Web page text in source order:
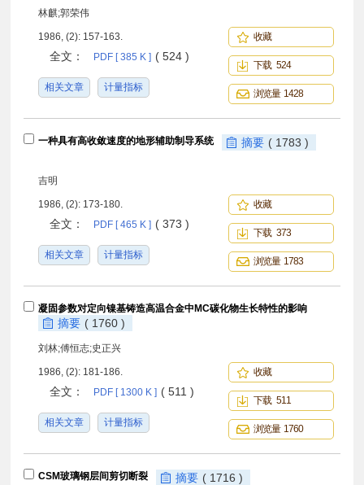
林麒;郭荣伟
1986, (2): 157-163.
全文： PDF [ 385 K ] ( 524 )
相关文章 计量指标
收藏
下载 524
浏览量 1428
一种具有高收敛速度的地形辅助制导系统 摘要 ( 1783 )
吉明
1986, (2): 173-180.
全文： PDF [ 465 K ] ( 373 )
相关文章 计量指标
收藏
下载 373
浏览量 1783
凝固参数对定向镍基铸造高温合金中MC碳化物生长特性的影响
摘要 ( 1760 )
刘林;傅恒志;史正兴
1986, (2): 181-186.
全文： PDF [ 1300 K ] ( 511 )
相关文章 计量指标
收藏
下载 511
浏览量 1760
CSM玻璃钢层间剪切断裂 摘要 ( 1716 )